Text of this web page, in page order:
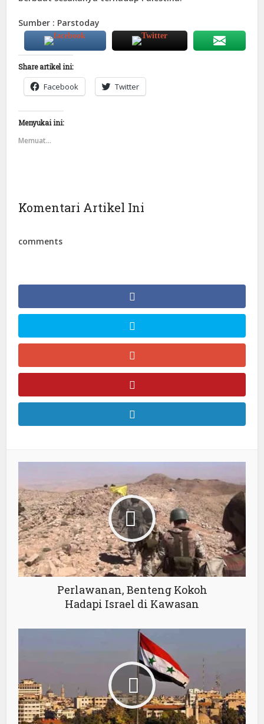
Sumber : Parstoday
Share artikel ini:
Facebook Twitter
Menyukai ini:
Memuat...
Komentari Artikel Ini
comments
Perlawanan, Benteng Kokoh
Hadapi Israel di Kawasan